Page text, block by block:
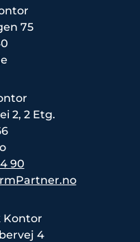
75
2, 2 Etg.
90
Kontor
4